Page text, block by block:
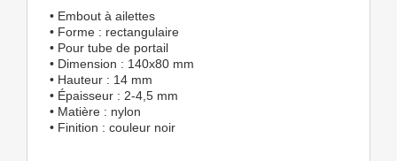
• Embout à ailettes
• Forme : rectangulaire
• Pour tube de portail
• Dimension : 140x80 mm
• Hauteur : 14 mm
• Épaisseur : 2-4,5 mm
• Matière : nylon
• Finition : couleur noir